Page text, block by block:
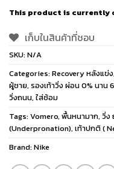
This product is currently
เก็บในสินค้าที่ชอบ
SKU:N/A
Categories:Recovery หลังแข่ง,
ผู้ชาย, รองเท้าวิ่ง ผ่อน 0% นาน
วิ่งถนน, ใส่ซ้อม
Tags:Vomero, พื้นหนามาก, วิ่ง
(Underpronation), เท้าปกติ (
Brand:Nike